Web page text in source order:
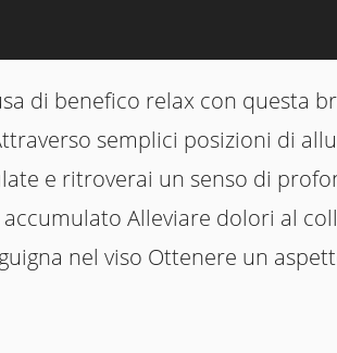
di benefico relax con questa
semplici posizioni di
e ritroverai un senso di
Alleviare dolori al
nel viso Ottenere un